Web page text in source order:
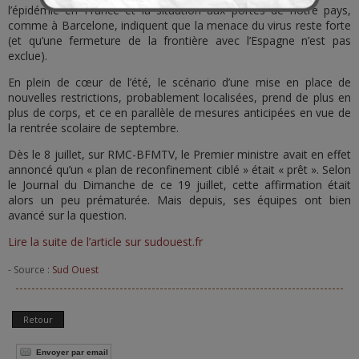
l’épidémie en France et la situation aux portes de notre pays,
comme à Barcelone, indiquent que la menace du virus reste forte
(et qu’une fermeture de la frontière avec l’Espagne n’est pas
exclue).
En plein de cœur de l’été, le scénario d’une mise en place de
nouvelles restrictions, probablement localisées, prend de plus en
plus de corps, et ce en parallèle de mesures anticipées en vue de
la rentrée scolaire de septembre.
Dès le 8 juillet, sur RMC-BFMTV, le Premier ministre avait en effet
annoncé qu’un « plan de reconfinement ciblé » était « prêt ». Selon
le Journal du Dimanche de ce 19 juillet, cette affirmation était
alors un peu prématurée. Mais depuis, ses équipes ont bien
avancé sur la question.
Lire la suite de l’article sur sudouest.fr
- Source : Sud Ouest
Retour
Envoyer par email